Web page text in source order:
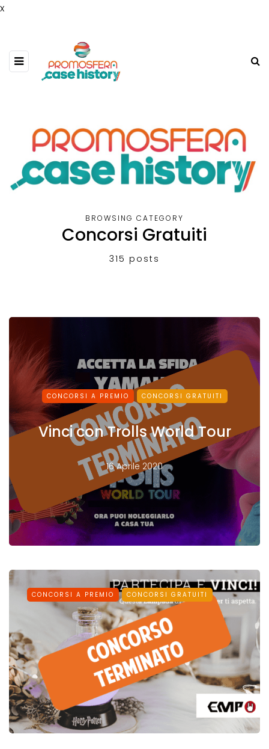
x
BROWSING CATEGORY
Concorsi Gratuiti
315 posts
CONCORSI A PREMIO CONCORSI GRATUITI
Vinci con Trolls World Tour
16 Aprile 2020
CONCORSI A PREMIO CONCORSI GRATUITI